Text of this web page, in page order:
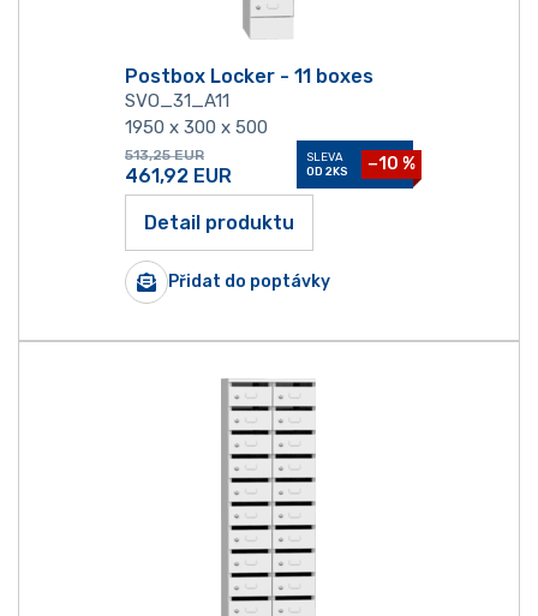
Postbox Locker - 11 boxes
SVO_31_A11
1950 x 300 x 500
513,25 EUR
461,92 EUR
SLEVA
OD 2KS
−10 %
Detail produktu
Přidat do poptávky